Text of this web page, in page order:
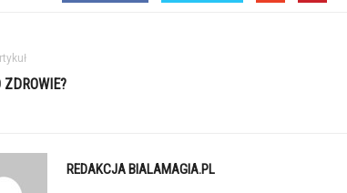
REDAKCJA BIALAMAGIA.PL